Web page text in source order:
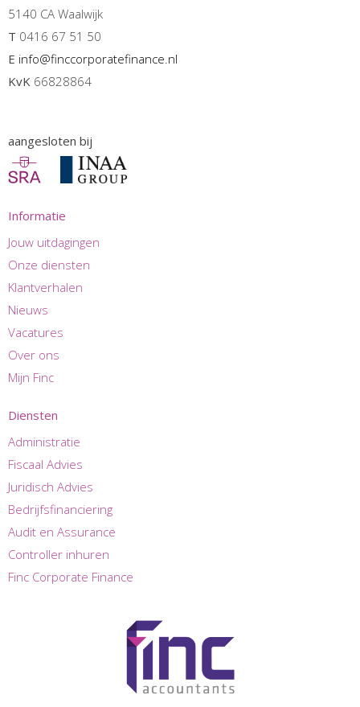
5140 CA Waalwijk
T 0416 67 51 50
E info@finccorporatefinance.nl
KvK 66828864
aangesloten bij
Informatie
Jouw uitdagingen
Onze diensten
Klantverhalen
Nieuws
Vacatures
Over ons
Mijn Finc
Diensten
Administratie
Fiscaal Advies
Juridisch Advies
Bedrijfsfinanciering
Audit en Assurance
Controller inhuren
Finc Corporate Finance